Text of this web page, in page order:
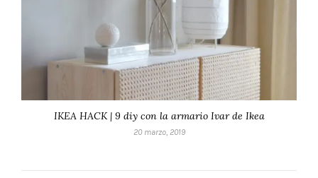
IKEA HACK | 9 diy con la armario Ivar de Ikea
20 marzo, 2019